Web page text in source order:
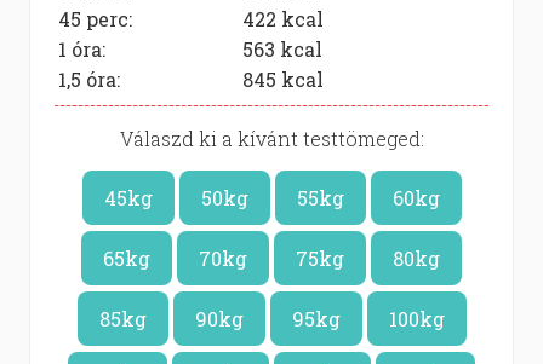
45 perc:
422 kcal
1 óra:
563 kcal
1,5 óra:
845 kcal
Válaszd ki a kívánt testtömeged:
45kg 50kg 55kg 60kg
65kg 70kg 75kg 80kg
85kg 90kg 95kg 100kg